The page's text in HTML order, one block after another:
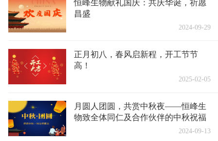
恒峰生物献礼国庆：共庆华诞，祈愿
昌盛
2024-09-29
正月初八，春风启新程，开工节节
高！
2025-02-05
月圆人团圆，共赏中秋夜——恒峰生
物致全体同仁及合作伙伴的中秋祝福
2024-09-13